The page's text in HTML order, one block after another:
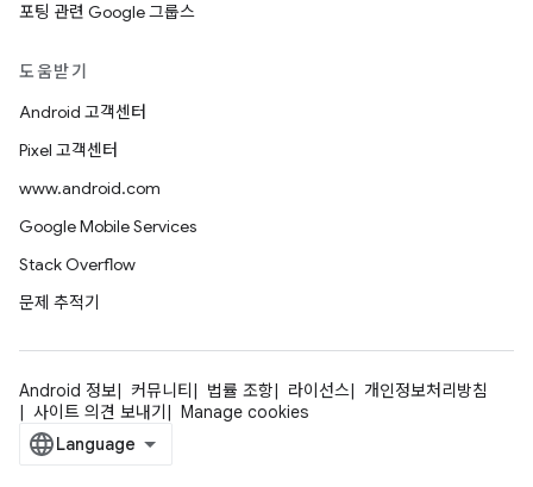
포팅 관련 Google 그룹스
도움받기
Android 고객센터
Pixel 고객센터
www.android.com
Google Mobile Services
Stack Overflow
문제 추적기
Android 정보 커뮤니티 법률 조항 라이선스
개인정보처리방침
사이트 의견 보내기
Manage cookies